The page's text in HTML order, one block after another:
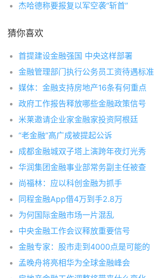
杰哈德称要报复以军空袭“斩首”
猜你喜欢
首提建设金融强国 中央这样部署
金融管理部门执行公务员工资待遇标准
媒体：金融支持房地产16条有何重点
政府工作报告释放哪些金融政策信号
米莱邀请企业家金融家投资阿根廷
“老金融”高广成被提起公诉
成都金融城双子塔上演跨年夜灯光秀
华润集团金融事业部常务副主任被查
尚福林：应以科创金融为抓手
同程金融App借4万到手2.8万
为何国际金融市场一片混乱
中央金融工作会议释放重要信号
金融专家：股市走到4000点是可能的
孟晚舟将亮相华为全球金融峰会